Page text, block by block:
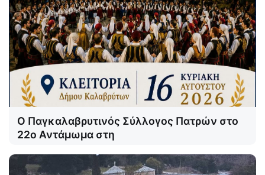
Ο Παγκαλαβρυτινός Σύλλογος Πατρών στο
22ο Αντάμωμα στη